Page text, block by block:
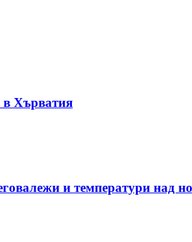
в Хърватия
и температури над